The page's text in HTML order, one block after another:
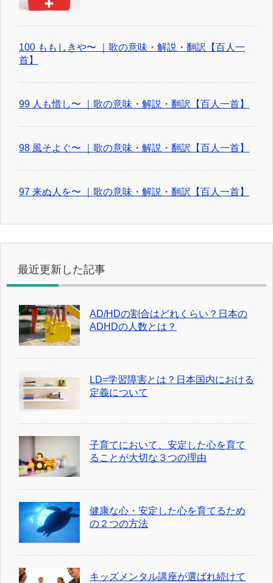
100 ももしきや〜 ｜歌の意味・解説・翻訳【百人一
首】
99 人も惜し〜 ｜歌の意味・解説・翻訳【百人一首】
98 風そよぐ〜 ｜歌の意味・解説・翻訳【百人一首】
97 来ぬ人を〜 ｜歌の意味・解説・翻訳【百人一首】
最近更新した記事
AD/HDの割合はどれくらい？日本の
ADHDの人数とは？
LD=学習障害とは？日本国内における
定義について
子育てにおいて、安定した心を育て
ることが大切な３つの理由
健康な心・安定した心を育てるため
の２つの方法
キッズメンタル講座が選ばれ続けて